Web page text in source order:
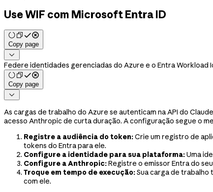
Use WIF com Microsoft Entra ID
Copy page

Federe identidades gerenciadas do Azure e o Entra Workload
Copy page

As cargas de trabalho do Azure se autenticam na API do
acesso Anthropic de curta duração. A configuração segue o
Registre a audiência do token:Crie um registro de
tokens do Entra para ele.
Configure a identidade para sua plataforma:Uma
Configure a Anthropic:Registre o emissor Entra do
Troque em tempo de execução:Sua carga de trabalho
com ele.